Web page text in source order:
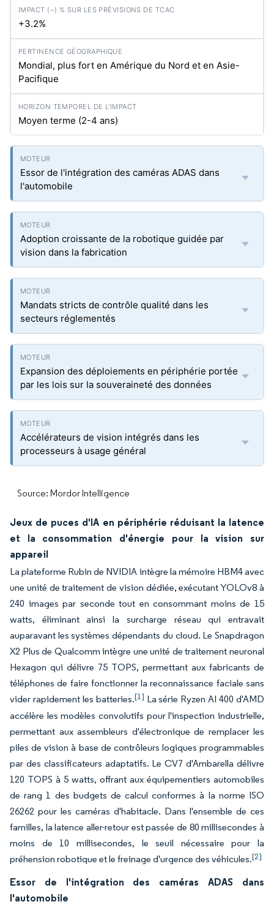
+3.2%
Mondial, plus fort en Amérique du Nord et en Asie-
Pacifique
Moyen terme (2-4 ans)
Essor de l'intégration des caméras ADAS dans
l'automobile
Adoption croissante de la robotique guidée par
vision dans la fabrication
Mandats stricts de contrôle qualité dans les
secteurs réglementés
Expansion des déploiements en périphérie portée
par les lois sur la souveraineté des données
Accélérateurs de vision intégrés dans les
processeurs à usage général
Source: Mordor Intelligence
Jeux de puces d'IA en périphérie réduisant la latence
et la consommation d'énergie pour la vision sur
appareil
La plateforme Rubin de NVIDIA intègre la mémoire HBM4 avec
une unité de traitement de vision dédiée, exécutant YOLOv8 à
240 images par seconde tout en consommant moins de 15
watts, éliminant ainsi la surcharge réseau qui entravait
auparavant les systèmes dépendants du cloud. Le Snapdragon
X2 Plus de Qualcomm intègre une unité de traitement neuronal
Hexagon qui délivre 75 TOPS, permettant aux fabricants de
téléphones de faire fonctionner la reconnaissance faciale sans
vider rapidement les batteries.[1] La série Ryzen AI 400 d'AMD
accélère les modèles convolutifs pour l'inspection industrielle,
permettant aux assembleurs d'électronique de remplacer les
piles de vision à base de contrôleurs logiques programmables
par des classificateurs adaptatifs. Le CV7 d'Ambarella délivre
120 TOPS à 5 watts, offrant aux équipementiers automobiles
de rang 1 des budgets de calcul conformes à la norme ISO
26262 pour les caméras d'habitacle. Dans l'ensemble de ces
familles, la latence aller-retour est passée de 80 millisecondes à
moins de 10 millisecondes, le seuil nécessaire pour la
préhension robotique et le freinage d'urgence des véhicules.[2]
Essor de l'intégration des caméras ADAS dans
l'automobile